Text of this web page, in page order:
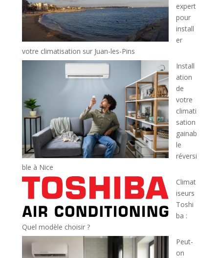
expert
pour
install
er
votre climatisation sur Juan-les-Pins
Install
ation
de
votre
climati
sation
gainab
le
réversi
ble à Nice
Climat
iseurs
Toshi
ba :
Quel modèle choisir ?
Peut-
on